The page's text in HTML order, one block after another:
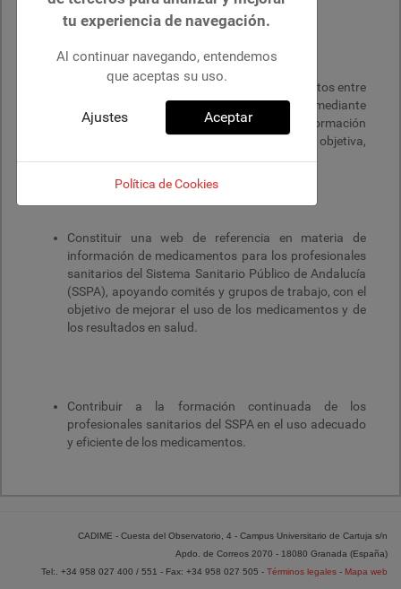
Promover el uso adecuado de los medicamentos entre
los profesionales de la salud de Andalucía, mediante
la recuperación, difusión y elaboración de información
sobre medicamentos y terapéutica de forma objetiva,
científica, independiente y sin ánimo de lucro.
Constituir una web de referencia en materia de
información de medicamentos para los profesionales
sanitarios del Sistema Sanitario Público de Andalucía
(SSPA), apoyando comités y grupos de trabajo, con el
objetivo de mejorar el uso de los medicamentos y de
los resultados en salud.
Contribuir a la formación continuada de los
profesionales sanitarios del SSPA en el uso adecuado
y eficiente de los medicamentos.
CADIME - Cuesta del Observatorio, 4 - Campus Universitario de Cartuja s/n
Apdo. de Correos 2070 - 18080 Granada (España)
Tel:. +34 958 027 400 / 551 - Fax: +34 958 027 505 - Términos legales - Mapa web
tu experiencia de navegación.
Al continuar navegando, entendemos
que aceptas su uso.
Ajustes Aceptar
Política de Cookies